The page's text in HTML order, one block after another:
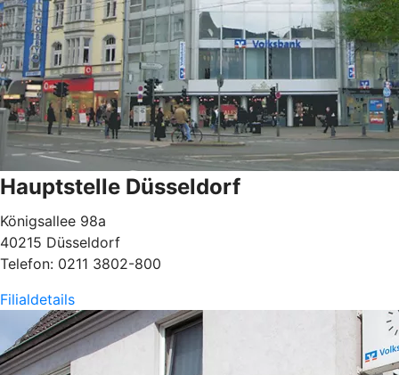
Hauptstelle Düsseldorf
Königsallee 98a
40215 Düsseldorf
Telefon: 0211 3802-800
Filialdetails